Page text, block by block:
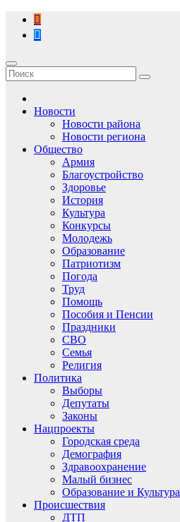
Перейти
содержимому
Новости
Новости района
Новости региона
Общество
Армия
Благоустройство
Здоровье
История
Культура
Конкурсы
Молодежь
Образование
Патриотизм
Погода
Труд
Помощь
Пособия и Пенсии
Праздники
СВО
Семья
Религия
Политика
Выборы
Депутаты
Законы
Нацпроекты
Городская среда
Демография
Здравоохранение
Малый бизнес
Образование и Культура
Происшествия
ДТП